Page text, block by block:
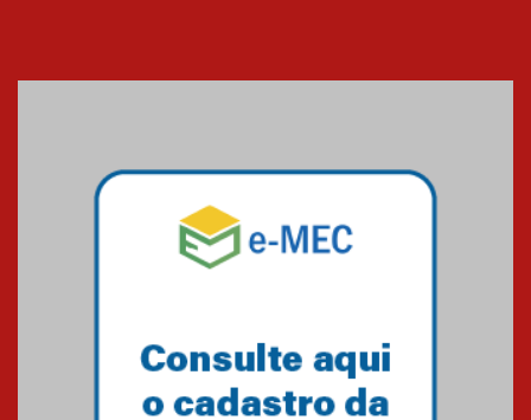
Mackenzie mobiliza campanha
solidária para apoiar famílias em
Minas Gerais
Primeiro culto do ano ressalta o
27.02.2026